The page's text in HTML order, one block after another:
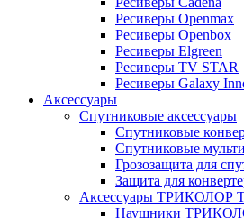
Ресиверы Openmax
Ресиверы Openbox
Ресиверы Elgreen
Ресиверы TV STAR
Ресиверы Galaxy
Аксессуары
Спутниковые аксессуары
Спутниковые
Спутниковые
Грозозащита для
Защита для
Аксессуары ТРИКОЛОР
Наушники